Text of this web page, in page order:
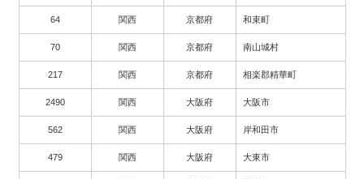
64 関西 京都府 和束町
70 関西 京都府 南山城村
217 関西 京都府 相楽郡精華町
2490 関西 大阪府 大阪市
562 関西 大阪府 岸和田市
479 関西 大阪府 大東市